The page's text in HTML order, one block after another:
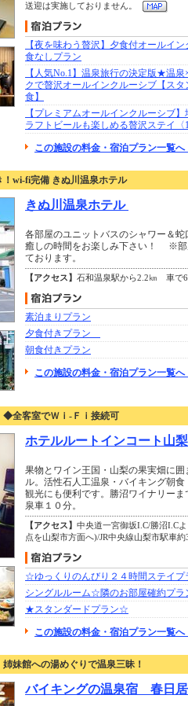
送迎は実施しておりません。
【夜を味わう贅沢】夕食付オールイ
食なしプラン
【人気No.1】温泉旅行の決定版★温
クで贅沢オールインクルーシブ【スタ
食】
【プレミアムオールインクルーシブ
ラフトビールも楽しめる贅沢ステイ〈
この施設の料金・宿泊プラン一覧
wi-fi完備 きぬ川温泉ホテル
きぬ川温泉ホテル
各部屋のユニットバスのシャワー＆
癒しの時間をお楽しみ下さい！ ※部
ております。
【アクセス】 石和温泉駅から2.2㎞ 車で
素泊まりプラン
夕食付きプラン
朝食付きプラン
この施設の料金・宿泊プラン一覧
全客室でＷｉ-Ｆｉ接続可
ホテルルートインコート山梨
果物とワイン王国・山梨の果実畑に
ル。活性石人工温泉・バイキング朝
観光にも便利です。勝沼ワイナリー
泉車１０分。
【アクセス】 中央道一宮御坂I.C/勝沼I.C
点を山梨市方面へ)/JR中央線山梨市駅車
☆ゆっくりのんびり２４時間ステイ
シングルルーム☆隣のお部屋確約プ
★スタンダードプラン☆
この施設の料金・宿泊プラン一覧
妹館への湯めぐりで温泉三昧！
バイキングの温泉宿 春日